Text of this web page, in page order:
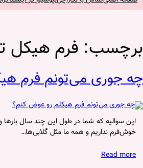
برچسب: فرم هیکل
چه جوری می‌تونم فرم
این سوالیه که شما در طول این چند سال بارها
خوش‌فرم نداریم و همه ما مثل گلابی‌ها…
Read more